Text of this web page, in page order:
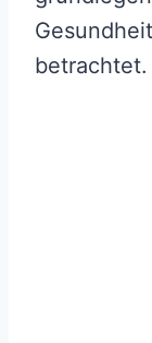
betrachtet.